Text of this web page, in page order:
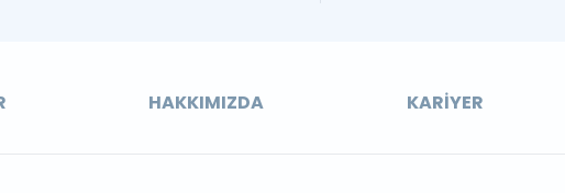
HAKKIMIZDA KARIYER